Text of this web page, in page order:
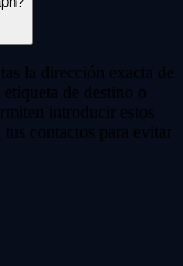
la dirección exacta de
de destino o
introducir estos
contactos para evitar